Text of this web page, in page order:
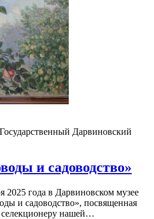
Государственный Дарвиновский
и садоводство»
2025 года в Дарвиновском музее
и садоводство», посвященная
нашей…